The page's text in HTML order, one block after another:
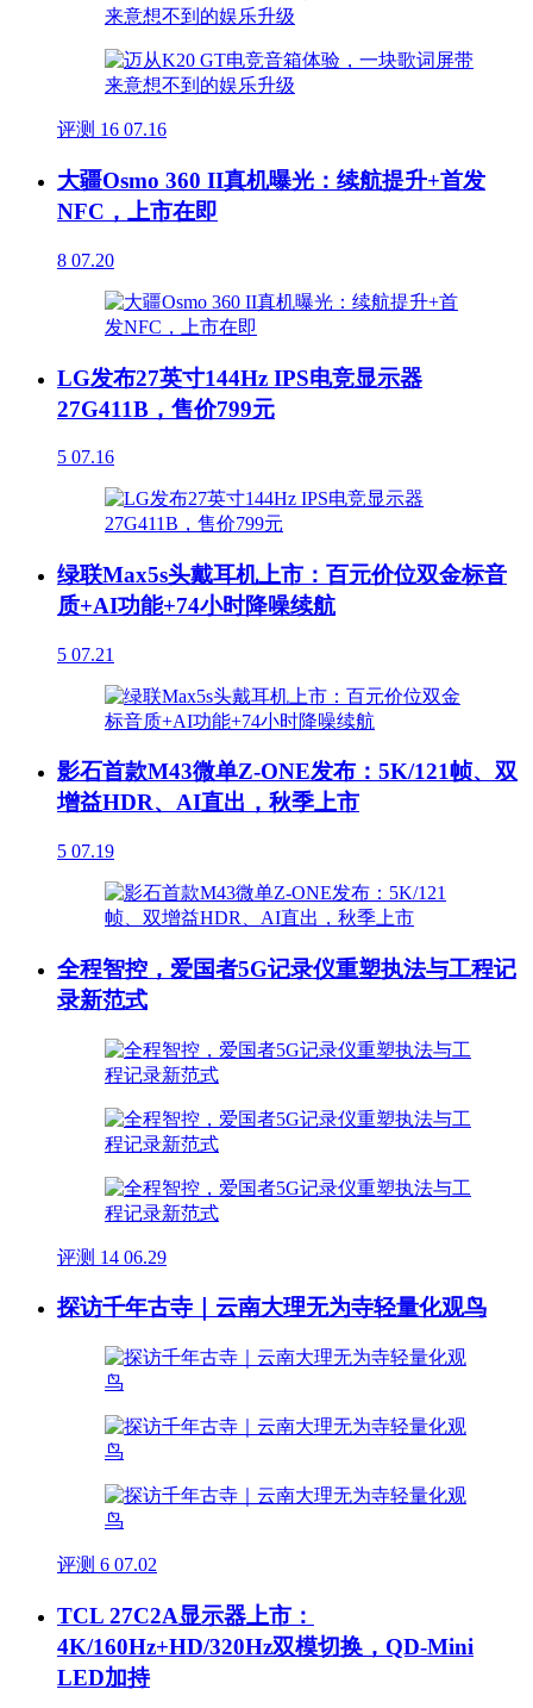
评测 16 07.16
大疆Osmo 360 II真机曝光：续航提升+首发
NFC，上市在即
8 07.20
LG发布27英寸144Hz IPS电竞显示器
27G411B，售价799元
5 07.16
绿联Max5s头戴耳机上市：百元价位双金标音
质+AI功能+74小时降噪续航
5 07.21
影石首款M43微单Z-ONE发布：5K/121帧、双
增益HDR、AI直出，秋季上市
5 07.19
全程智控，爱国者5G记录仪重塑执法与工程记
录新范式
评测 14 06.29
探访千年古寺｜云南大理无为寺轻量化观鸟
评测 6 07.02
TCL 27C2A显示器上市：
4K/160Hz+HD/320Hz双模切换，QD-Mini
LED加持